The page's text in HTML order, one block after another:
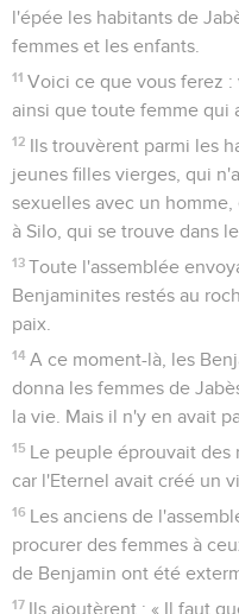
l'épée les habitants de
femmes et les enfants.
11 Voici ce que vous ferez
ainsi que toute femme qui
12 Ils trouvèrent parmi les
jeunes filles vierges, qui
sexuelles avec un
à Silo, qui se trouve dans
13 Toute l'assemblée
Benjaminites restés au
paix.
14 A ce moment-là, les
donna les femmes de
la vie. Mais il n'y en avait
15 Le peuple éprouvait des
car l'Eternel avait créé un
16 Les anciens de
procurer des femmes à
de Benjamin ont été
17 Ils ajoutèrent : « Il faut